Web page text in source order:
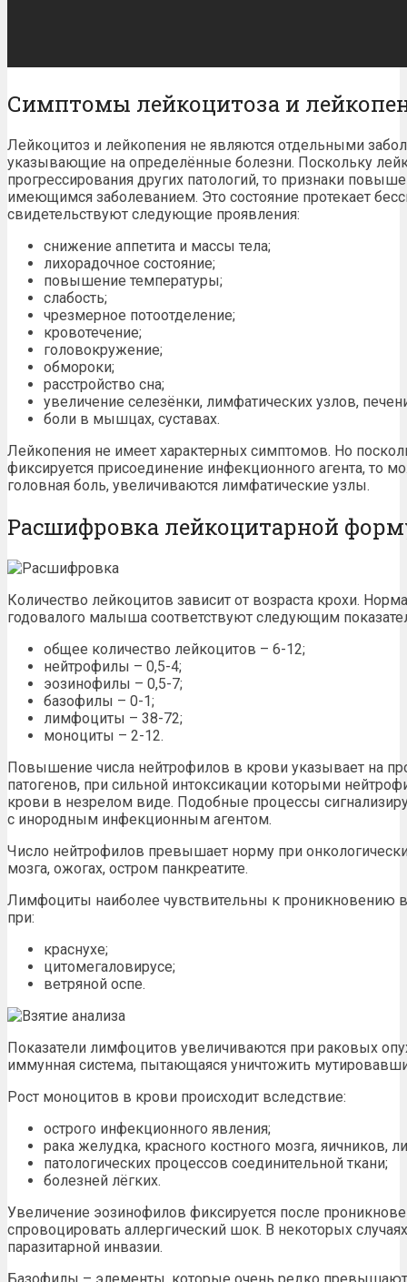
Симптомы лейкоцитоза и
Лейкоцитоз и лейкопения не являются отдельными
указывающие на определённые болезни. Поскольку
прогрессирования других патологий, то признаки
имеющимся заболеванием. Это состояние протекает
свидетельствуют следующие проявления:
снижение аппетита и массы тела;
лихорадочное состояние;
повышение температуры;
слабость;
чрезмерное потоотделение;
кровотечение;
головокружение;
обмороки;
расстройство сна;
увеличение селезёнки, лимфатических узлов,
боли в мышцах, суставах.
Лейкопения не имеет характерных симптомов. Но
фиксируется присоединение инфекционного агента, то
головная боль, увеличиваются лимфатические узлы.
Расшифровка лейкоцитарной
Количество лейкоцитов зависит от возраста крохи.
годовалого малыша соответствуют следующим
общее количество лейкоцитов – 6-12;
нейтрофилы – 0,5-4;
эозинофилы – 0,5-7;
базофилы – 0-1;
лимфоциты – 38-72;
моноциты – 2-12.
Повышение числа нейтрофилов в крови указывает на
патогенов, при сильной интоксикации которыми
крови в незрелом виде. Подобные процессы
с инородным инфекционным агентом.
Число нейтрофилов превышает норму при
мозга, ожогах, остром панкреатите.
Лимфоциты наиболее чувствительны к проникновению
при:
краснухе;
цитомегаловирусе;
ветряной оспе.
Показатели лимфоцитов увеличиваются при раковых
иммунная система, пытающаяся уничтожить
Рост моноцитов в крови происходит вследствие:
острого инфекционного явления;
рака желудка, красного костного мозга, яичников,
патологических процессов соединительной ткани;
болезней лёгких.
Увеличение эозинофилов фиксируется после
спровоцировать аллергический шок. В некоторых
паразитарной инвазии.